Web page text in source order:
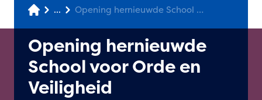
... Opening hernieuwde School voor Orde en Veiligheid
Opening hernieuwde
School voor Orde en
Veiligheid